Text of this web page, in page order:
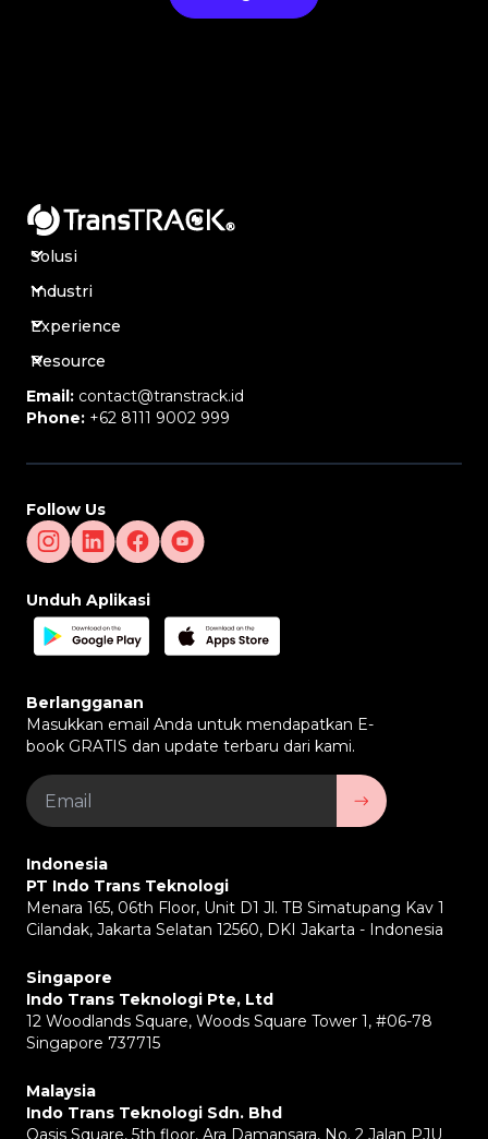
Solusi
Industri
Experience
Resource
Email: contact@transtrack.id
Phone: +62 8111 9002 999
Follow Us
Unduh Aplikasi
Berlangganan
Masukkan email Anda untuk mendapatkan E-
book GRATIS dan update terbaru dari kami.
Indonesia
PT Indo Trans Teknologi
Menara 165, 06th Floor, Unit D1 Jl. TB Simatupang Kav 1
Cilandak, Jakarta Selatan 12560, DKI Jakarta - Indonesia
Singapore
Indo Trans Teknologi Pte, Ltd
12 Woodlands Square, Woods Square Tower 1, #06-78
Singapore 737715
Malaysia
Indo Trans Teknologi Sdn. Bhd